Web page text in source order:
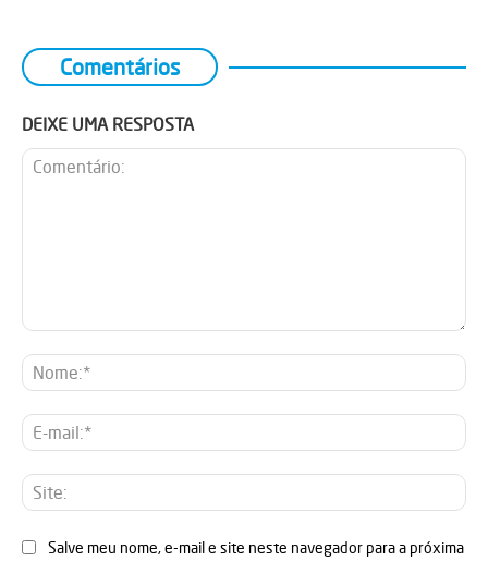
Comentários
DEIXE UMA RESPOSTA
E-
Salve meu nome, e-mail e site neste navegador para a próxima